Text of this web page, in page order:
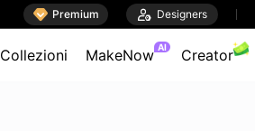
 Premium  Designers
Collezioni MakeNow AI Creator